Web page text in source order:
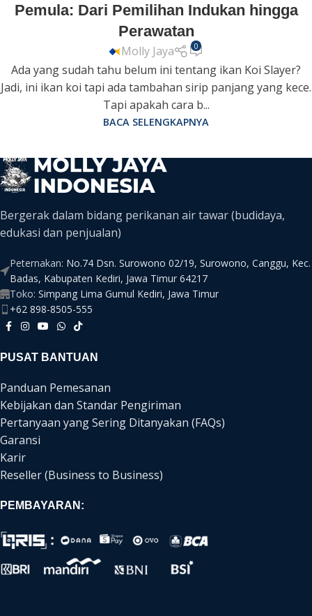
Pemula: Dari Pemilihan Indukan hingga
Perawatan
Molly Jaya 0
Ada yang sudah tahu belum ini tentang ikan Koi Slayer?
Jadi, ini ikan koi tapi ada tambahan sirip panjang yang kece.
Tapi apakah cara b...
BACA SELENGKAPNYA
Bergerak dalam bidang perikanan air tawar (budidaya,
edukasi dan penjualan)
Peternakan: No.74 Dsn. Surowono 02/19, Surowono, Canggu, Kec.
Badas, Kabupaten Kediri, Jawa Timur 64217
Toko: Simpang Lima Gumul Kediri, Jawa Timur
+62 898-8505-555
PUSAT BANTUAN
Panduan Pemesanan
Kebijakan dan Standar Pengiriman
Pertanyaan yang Sering Ditanyakan (FAQs)
Garansi
Karir
Reseller (Business to Business)
PEMBAYARAN: